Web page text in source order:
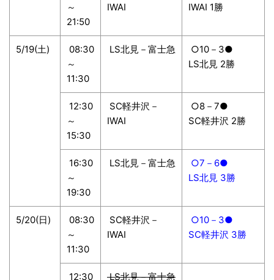
～
21:50
IWAI
IWAI 1勝
5/19(土)
08:30
～
11:30
LS北見－富士急
○10－3●
LS北見 2勝
12:30
～
15:30
SC軽井沢－
IWAI
○8－7●
SC軽井沢 2勝
16:30
～
19:30
LS北見－富士急
○7－6●
LS北見 3勝
5/20(日)
08:30
～
11:30
SC軽井沢－
IWAI
○10－3●
SC軽井沢 3勝
12:30 LS北見－富士急